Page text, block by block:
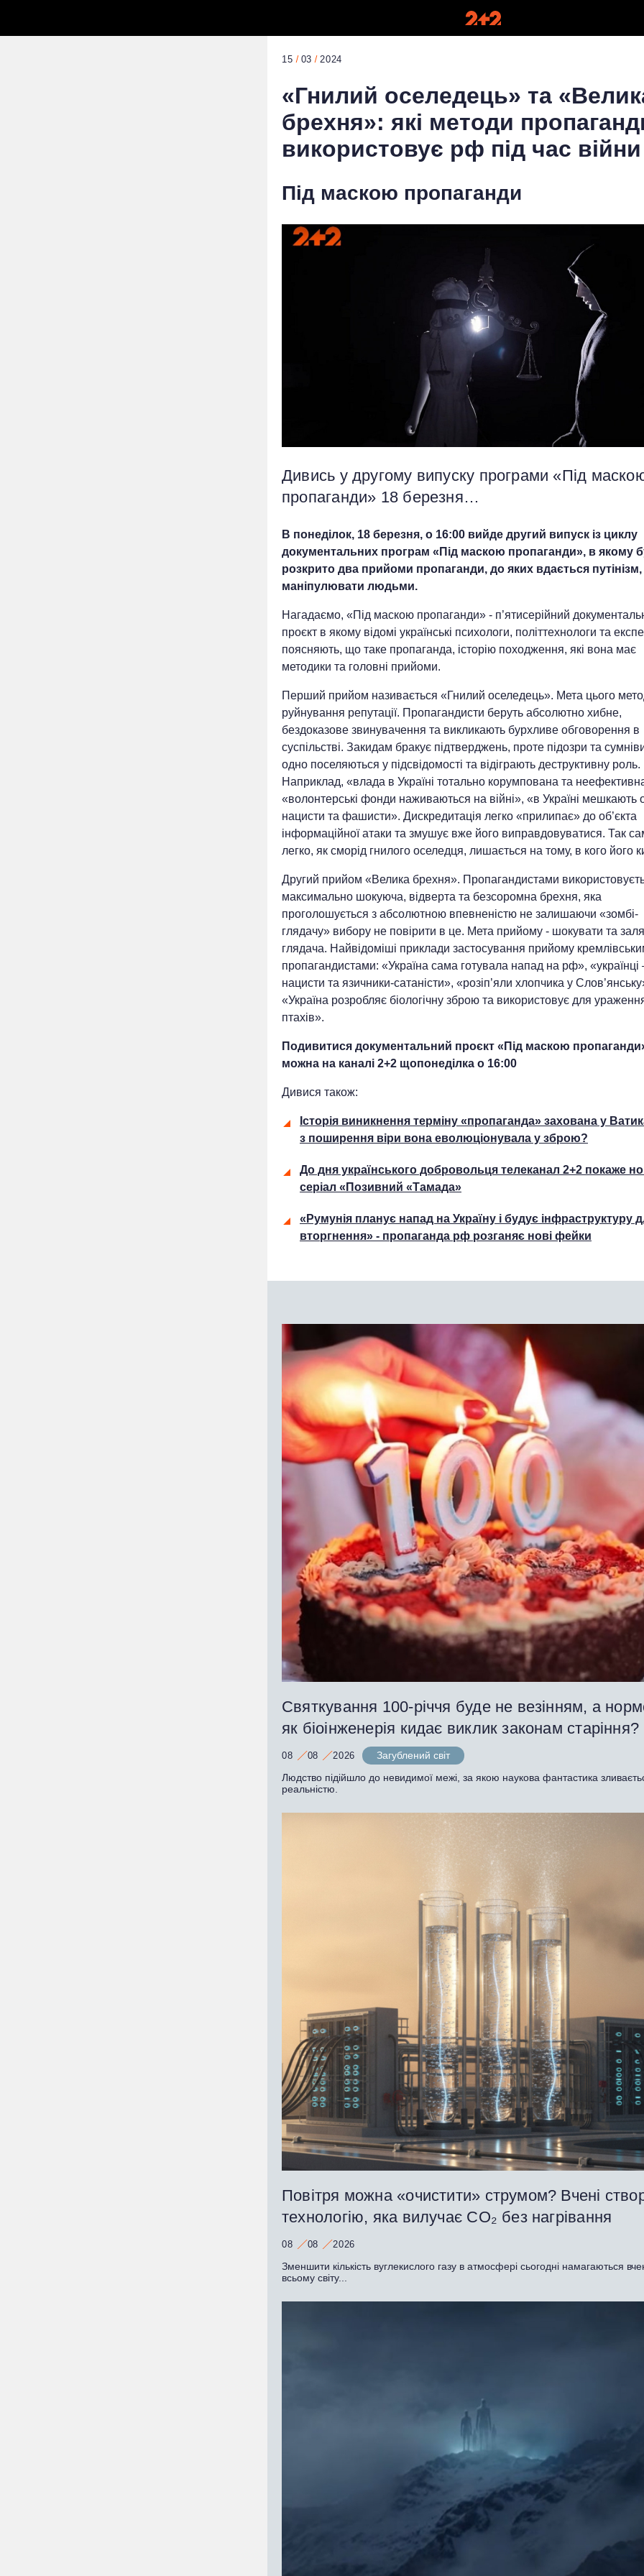
15 03 2024
«Гнилий оселедець» та
брехня»: які методи
використовує рф під час війни
Під маскою пропаганди
Дивись у другому випуску програми «Під
пропаганди» 18 березня…
В понеділок, 18 березня, о 16:00 вийде другий випуск із циклу
документальних програм «Під маскою пропаганди», в якому
розкрито два прийоми пропаганди, до яких вдається
маніпулювати людьми.
Нагадаємо, «Під маскою пропаганди» - п’ятисерійний
проєкт в якому відомі українські психологи, політтехнологи та
поясняють, що таке пропаганда, історію походження, які вона має
методики та головні прийоми.
Перший прийом називається «Гнилий оселедець». Мета цього
руйнування репутації. Пропагандисти беруть абсолютно хибне,
бездоказове звинувачення та викликають бурхливе обговорення в
суспільстві. Закидам бракує підтверджень, проте підозри та
одно поселяються у підсвідомості та відіграють деструктивну роль.
Наприклад, «влада в Україні тотально корумпована та
«волонтерські фонди наживаються на війні», «в Україні мешкають
нацисти та фашисти». Дискредитація легко «прилипає» до об’єкта
інформаційної атаки та змушує вже його виправдовуватися. Так
легко, як сморід гнилого оселедця, лишається на тому, в кого його
Другий прийом «Велика брехня». Пропагандистами
максимально шокуюча, відверта та безсоромна брехня, яка
проголошується з абсолютною впевненістю не залишаючи «зомбі-
глядачу» вибору не повірити в це. Мета прийому - шокувати та
глядача. Найвідоміші приклади застосування прийому
пропагандистами: «Україна сама готувала напад на рф»,
нацисти та язичники-сатаністи», «розіп’яли хлопчика у
«Україна розробляє біологічну зброю та використовує для
птахів».
Подивитися документальний проєкт «Під маскою
можна на каналі 2+2 щопонеділка о 16:00
Дивися також:
Історія виникнення терміну «пропаганда» захована у
з поширення віри вона еволюціонувала у зброю?
До дня українського добровольця телеканал 2+2 покаже
серіал «Позивний «Тамада»
«Румунія планує напад на Україну і будує інфраструктуру
вторгнення» - пропаганда рф розганяє нові фейки
Святкування 100-річчя буде не везінням, а
як біоінженерія кидає виклик законам старіння?
08 08 2026
Загублений світ
Людство підійшло до невидимої межі, за якою наукова фантастика
реальністю.
Повітря можна «очистити» струмом? Вчені
технологію, яка вилучає CO₂ без нагрівання
08 08 2026
Зменшити кількість вуглекислого газу в атмосфері сьогодні намагаються
всьому світу...